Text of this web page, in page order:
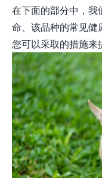
在下面的部分中，
命、该品种的常见健
您可以采取的措施来